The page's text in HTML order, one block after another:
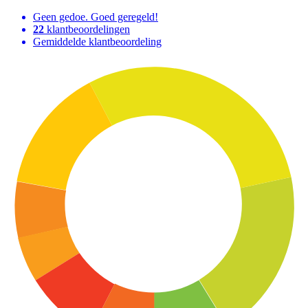
Geen gedoe. Goed geregeld!
22 klantbeoordelingen
Gemiddelde klantbeoordeling